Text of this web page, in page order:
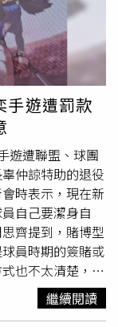
界完整關注。馬
人隊
休士頓德州人
動畫刊》泳裝
年正式離婚。針
出成人平台
（本名Ben）親
絕對能大賺一
卡利爾曾效力維
明星賽。不過
議是：馬上去結
過不少狀況，
自己靠
新台幣128萬元至
賺錢、避免麻
發出30萬美元
手遊遭罰款
遊遭聯盟、球團
仲諒特助的退役
時表示，現在新
自己要潔身自
齊提到，賭博型
員時期的簽賭或
也不太清楚，自
弈遊戲，也搞得
拿捏要更有智
繼續閱讀